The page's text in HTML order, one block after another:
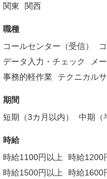
関東
関西
職種
コールセンター（受信）
データ入力・チェック
メ
事務的軽作業
テクニカル
期間
短期（3カ月以内）
中期（
時給
時給1100円以上
時給1200
時給1500円以上
時給1600